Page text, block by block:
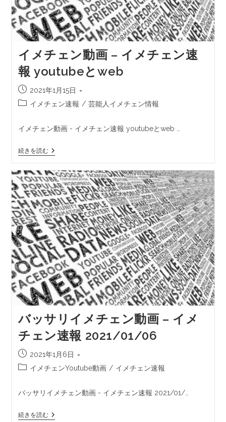
イメチェン動画 – イメチェン速
報 youtubeとweb
2021年1月15日
イメチェン速報 / 芸能人イメチェン情報
イメチェン動画 - イメチェン速報 youtubeとweb …
続きを読む
バッサリイメチェン動画 – イメ
チェン速報 2021/01/06
2021年1月6日
イメチェンYoutube動画 / イメチェン速報
バッサリイメチェン動画 - イメチェン速報 2021/01/…
続きを読む